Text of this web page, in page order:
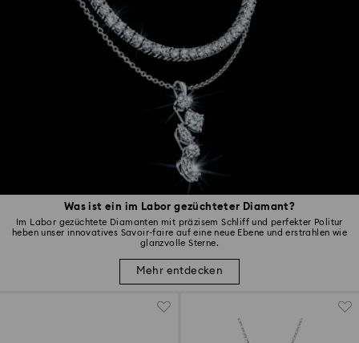
Was ist ein im Labor gezüchteter Diamant?
Im Labor gezüchtete Diamanten mit präzisem Schliff und perfekter Politur
heben unser innovatives Savoir-faire auf eine neue Ebene und erstrahlen wie
glanzvolle Sterne.
Mehr entdecken